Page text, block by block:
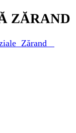
ZĂRAND
Zărand